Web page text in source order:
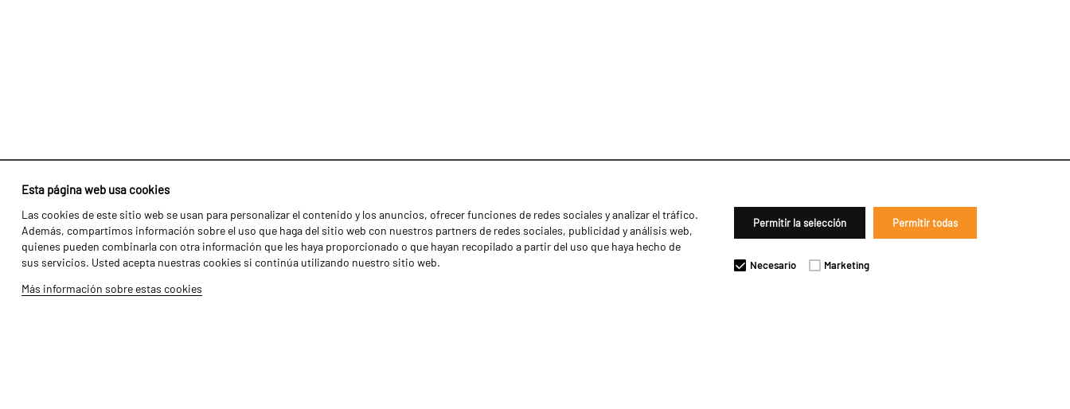
Esta página web usa cookies
Las cookies de este sitio web se usan para personalizar el contenido y los anuncios, ofrecer funciones de redes sociales y analizar el tráfico.
Además, compartimos información sobre el uso que haga del sitio web con nuestros partners de redes sociales, publicidad y análisis web,
quienes pueden combinarla con otra información que les haya proporcionado o que hayan recopilado a partir del uso que haya hecho de
sus servicios. Usted acepta nuestras cookies si continúa utilizando nuestro sitio web.
Más información sobre estas cookies
Permitir la selección Permitir todas
Necesario Marketing
Identidad
Historia
Fábrica / Producción
Recursos Humanos
Agricultura
Transportes
Gama Florestal
Noticias
Distribuidores
Contactos